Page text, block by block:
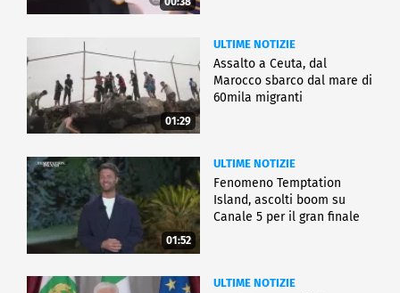
01:29
ULTIME NOTIZIE
Assalto a Ceuta, dal
Marocco sbarco dal mare di
60mila migranti
01:52
ULTIME NOTIZIE
Fenomeno Temptation
Island, ascolti boom su
Canale 5 per il gran finale
ULTIME NOTIZIE